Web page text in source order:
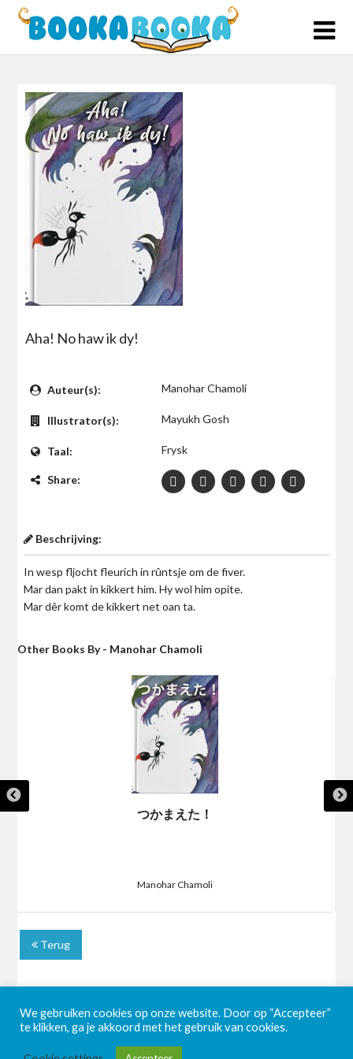
Skip
Aha! No haw ik dy!
Auteur(s): Manohar Chamoli
Illustrator(s): Mayukh Gosh
Taal: Frysk
Share:
Beschrijving:
In wesp fljocht fleurich in rûntsje om de fiver.
Mar dan pakt in kikkert him. Hy wol him opite.
Mar dêr komt de kikkert net oan ta.
Other Books By - Manohar Chamoli
つかまえた！
Manohar Chamoli
Terug
We gebruiken cookies op onze website. Door op “Accepteer”
te klikken, ga je akkoord met het gebruik van cookies.